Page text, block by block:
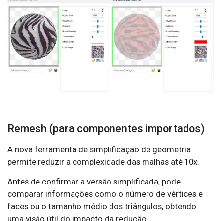
Remesh (para componentes importados)
A nova ferramenta de simplificação de geometria
permite reduzir a complexidade das malhas até 10x.
Antes de confirmar a versão simplificada, pode
comparar informações como o número de vértices e
faces ou o tamanho médio dos triângulos, obtendo
uma visão útil do impacto da redução.